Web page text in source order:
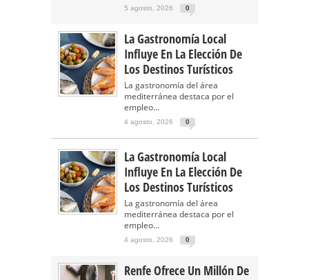
5 agosto, 2026 0
La Gastronomía Local
Influye En La Elección De
Los Destinos Turísticos
La gastronomía del área
mediterránea destaca por el
empleo...
4 agosto, 2026 0
La Gastronomía Local
Influye En La Elección De
Los Destinos Turísticos
La gastronomía del área
mediterránea destaca por el
empleo...
4 agosto, 2026 0
Renfe Ofrece Un Millón De